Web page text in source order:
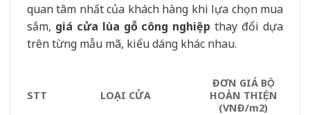
quan tâm nhất của khách hàng khi lựa chọn mua
sắm, giá cửa lùa gỗ công nghiệp thay đổi dựa
trên từng mẫu mã, kiểu dáng khác nhau.
STT LOẠI CỬA
ĐƠN GIÁ BỘ
HOÀN THIỆN
(VNĐ/m2)